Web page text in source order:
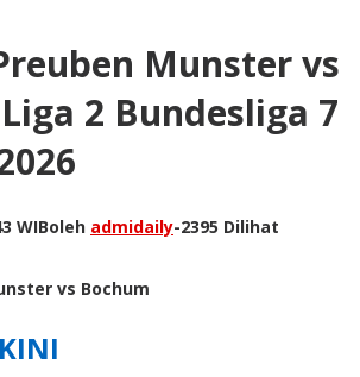
Munster vs
2 Bundesliga 7
WIBoleh admidaily-2395 Dilihat